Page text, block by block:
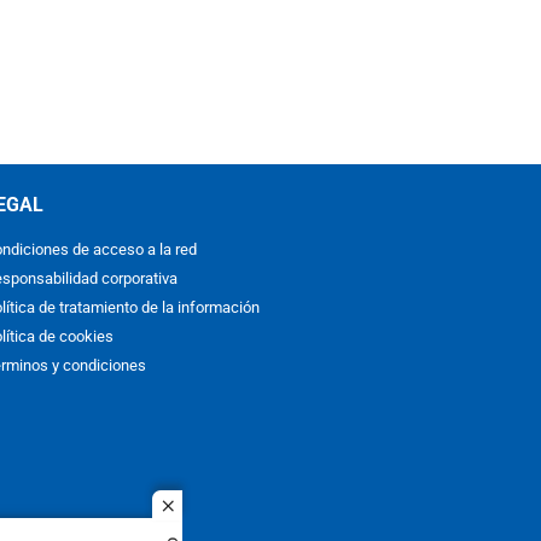
close
de acceso a la red
corporativa
de tratamiento de la información
de cookies
y condiciones